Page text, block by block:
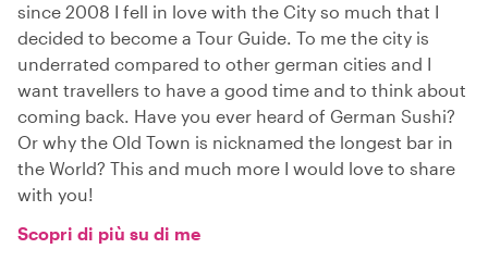
since 2008 I fell in love with the City so much that I
decided to become a Tour Guide. To me the city is
underrated compared to other german cities and I
want travellers to have a good time and to think about
coming back. Have you ever heard of German Sushi?
Or why the Old Town is nicknamed the longest bar in
the World? This and much more I would love to share
with you!
Scopri di più su di me